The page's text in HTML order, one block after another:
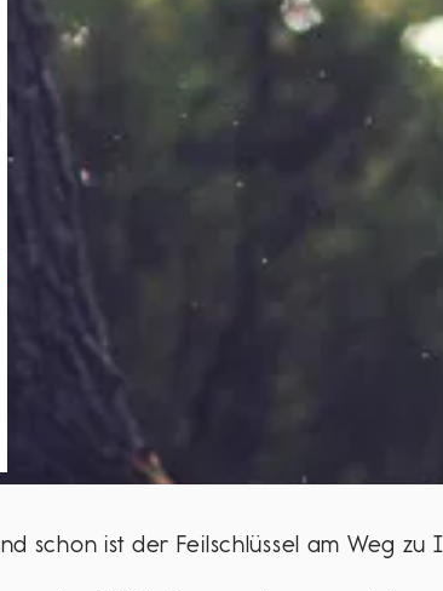
schon ist der Feilschlüssel am Weg zu